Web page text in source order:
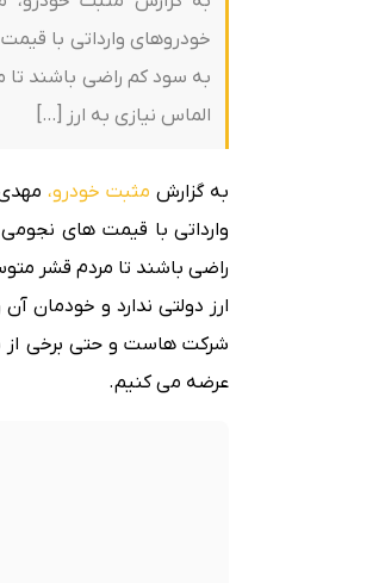
خودروهای وارداتی با
به سود کم راضی باشند تا
الماس نیازی به ارز […]
به گزارش مثبت خودرو،
وارداتی با قیمت های
راضی باشند تا مردم قشر
ارز دولتی ندارد و خودمان
شرکت هاست و حتی برخی از
عرضه می کنیم.